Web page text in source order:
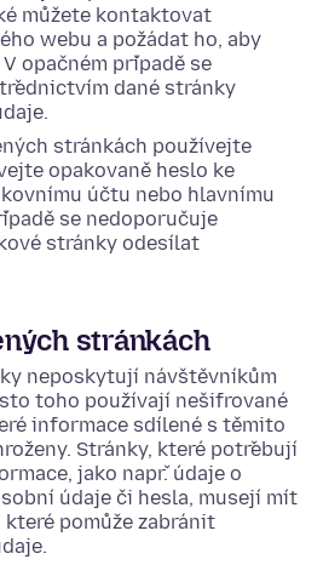
můžete kontaktovat
webu a požádat ho, aby
opačném případě se
dané stránky
stránkách používejte
opakovaně heslo ke
účtu nebo hlavnímu
se nedoporučuje
stránky odesílat
stránkách
neposkytují návštěvníkům
toho používají nešifrované
informace sdílené s těmito
Stránky, které potřebují
jako např. údaje o
údaje či hesla, musejí mít
pomůže zabránit